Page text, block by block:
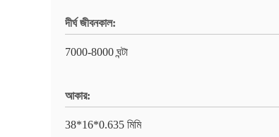
দীর্ঘ জীবনকাল:
7000-8000 ঘন্টা
আকার:
38*16*0.635 মিমি